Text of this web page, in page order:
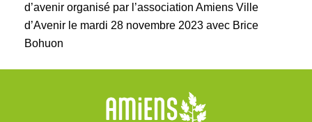
d’avenir organisé par l’association Amiens Ville
d’Avenir le mardi 28 novembre 2023 avec Brice
Bohuon